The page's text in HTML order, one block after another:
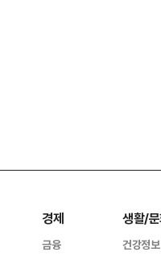
경제
금융
생활/
건강정보